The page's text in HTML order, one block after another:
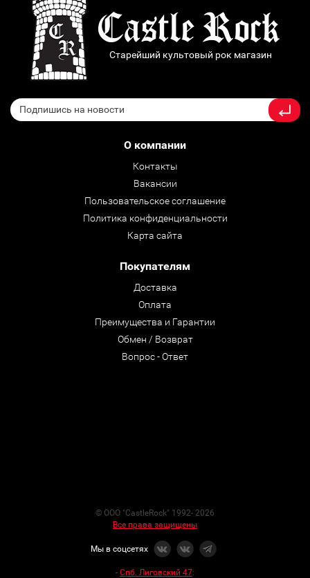
Старейший культовый рок магазин
О компании
Контакты
Вакансии
Пользовательское соглашение
Политика конфиденциальности
Карта сайта
Покупателям
Доставка
Оплата
Преимущества и Гарантии
Обмен / Возврат
Вопрос - Ответ
© ООО "CastleRock" 1992- 2026
Все права защищены
Мы в соцсетях
- Спб. Лиговский 47: